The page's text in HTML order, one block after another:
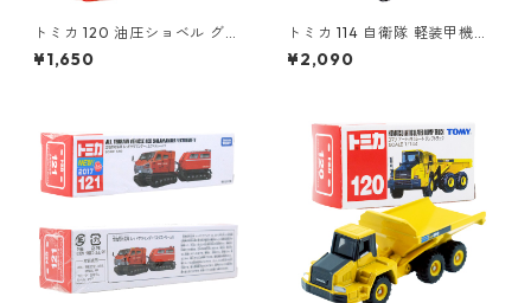
トミカ 120 油圧ショベル グラ
ップル仕様 #10879442
¥1,650
トミカ 114 自衛隊 軽装甲機動
車 #10742142
¥2,090